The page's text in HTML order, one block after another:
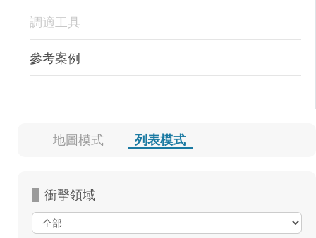
調適工具
參考案例
地圖模式 列表模式
衝擊領域